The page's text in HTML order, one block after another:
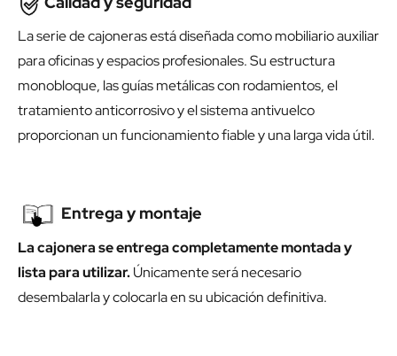
La serie de cajoneras está diseñada como mobiliario auxiliar
para oficinas y espacios profesionales. Su estructura
monobloque, las guías metálicas con rodamientos, el
tratamiento anticorrosivo y el sistema antivuelco
proporcionan un funcionamiento fiable y una larga vida útil.
Entrega y montaje
La cajonera se entrega completamente montada y
lista para utilizar.Únicamente será necesario
desembalarla y colocarla en su ubicación definitiva.